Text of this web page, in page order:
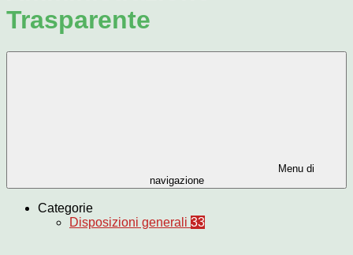
Trasparente
Menu di
navigazione
Categorie
Disposizioni generali 33